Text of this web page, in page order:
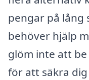
pengar på lång
behöver hjälp
glöm inte att
för att säkra